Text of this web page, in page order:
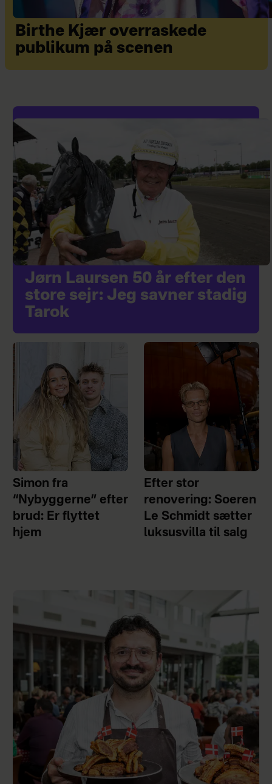
Birthe Kjær overraskede
publikum på scenen
Jørn Laursen 50 år efter den
store sejr: Jeg savner stadig
Tarok
Simon fra
“Nybyggerne” efter
brud: Er flyttet
hjem
Efter stor
renovering: Soeren
Le Schmidt sætter
luksusvilla til salg